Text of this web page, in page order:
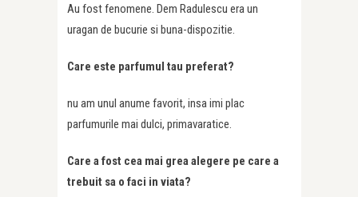
Au fost fenomene. Dem Radulescu era un
uragan de bucurie si buna-dispozitie.
Care este parfumul tau preferat?
nu am unul anume favorit, insa imi plac
parfumurile mai dulci, primavaratice.
Care a fost cea mai grea alegere pe care a
trebuit sa o faci in viata?